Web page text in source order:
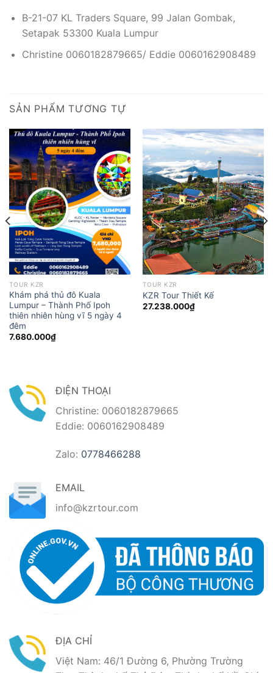
B-21-07 KL Traders Square, 99 Jalan Gombak,
Setapak 53300 Kuala Lumpur
Christine 0060182879665/ Eddie 0060162908489
SẢN PHẨM TƯƠNG TỰ
TOUR KZR
Khám phá thủ đô Kuala
Lumpur – Thành Phố Ipoh
thiên nhiên hùng vĩ 5 ngày 4
đêm
7.680.000₫
TOUR KZR
KZR Tour Thiết Kế
27.238.000₫
ĐIỆN THOẠI
Christine: 0060182879665
Eddie: 0060162908489
Zalo: 0778466288
EMAIL
info@kzrtour.com
ĐỊA CHỈ
Việt Nam: 46/1 Đường 6, Phường Trường